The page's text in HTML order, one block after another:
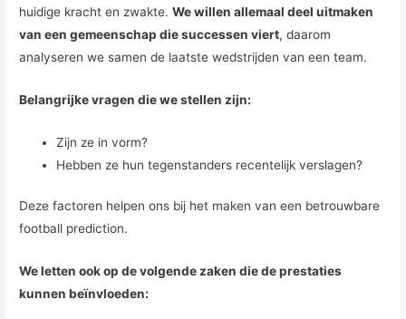
huidige kracht en zwakte.We willen allemaal deel uitmaken
van een gemeenschap die successen viert, daarom
analyseren we samen de laatste wedstrijden van een team.
Belangrijke vragen die we stellen zijn:
Zijn ze in vorm?
Hebben ze hun tegenstanders recentelijk verslagen?
Deze factoren helpen ons bij het maken van een betrouwbare
football prediction.
We letten ook op de volgende zaken die de prestaties
kunnen beïnvloeden: